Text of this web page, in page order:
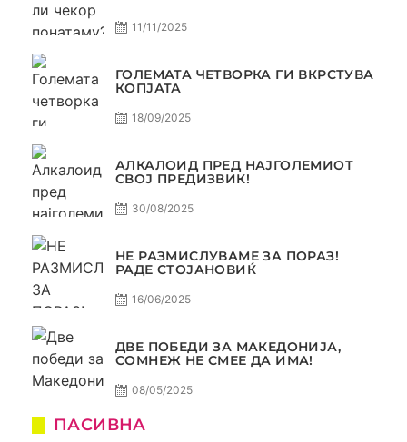
11/11/2025
ГОЛЕМАТА ЧЕТВОРКА ГИ ВКРСТУВА
КОПЈАТА
18/09/2025
АЛКАЛОИД ПРЕД НАЈГОЛЕМИОТ
СВОЈ ПРЕДИЗВИК!
30/08/2025
НЕ РАЗМИСЛУВАМЕ ЗА ПОРАЗ!
РАДЕ СТОЈАНОВИЌ
16/06/2025
ДВЕ ПОБЕДИ ЗА МАКЕДОНИЈА,
СОМНЕЖ НЕ СМЕЕ ДА ИМА!
08/05/2025
ПАСИВНА